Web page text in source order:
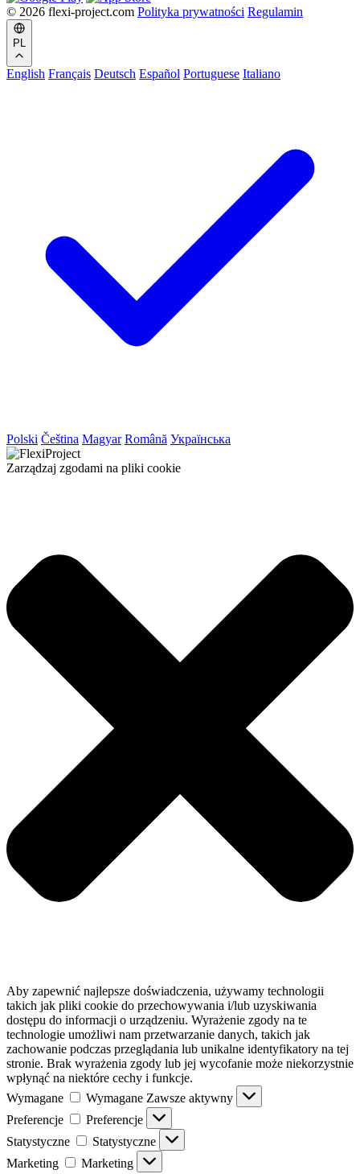
© 2026 flexi-project.com Polityka prywatności Regulamin
PL
English Français Deutsch Español Portuguese Italiano
Polski Čeština Magyar Română Українська
Zarządzaj zgodami na pliki cookie
Aby zapewnić najlepsze doświadczenia, używamy technologii
takich jak pliki cookie do przechowywania i/lub uzyskiwania
dostępu do informacji o urządzeniu. Wyrażenie zgody na te
technologie umożliwi nam przetwarzanie danych, takich jak
zachowanie podczas przeglądania lub unikalne identyfikatory na tej
stronie. Brak wyrażenia zgody lub jej wycofanie może niekorzystnie
wpłynąć na niektóre cechy i funkcje.
Wymagane
Wymagane Zawsze aktywny
Preferencje
Preferencje
Statystyczne
Statystyczne
Marketing
Marketing